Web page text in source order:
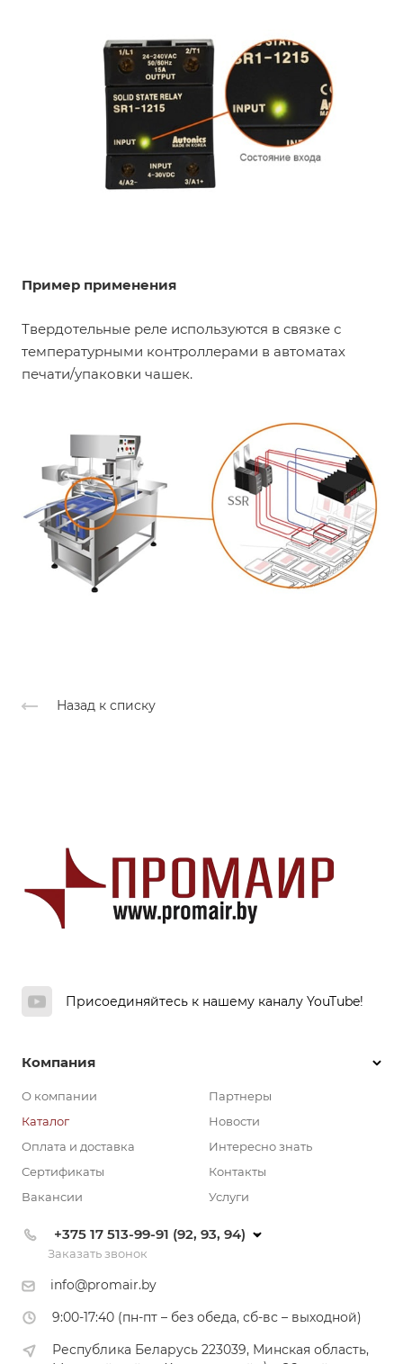
Пример применения
Твердотельные реле используются в связке с
температурными контроллерами в автоматах
печати/упаковки чашек.
Назад к списку
Присоединяйтесь к нашему каналу YouTube!
Компания
О компании
Каталог
Оплата и доставка
Сертификаты
Вакансии
Партнеры
Новости
Интересно знать
Контакты
Услуги
+375 17 513-99-91 (92, 93, 94)
Заказать звонок
info@promair.by
9:00-17:40 (пн-пт – без обеда, сб-вс – выходной)
Республика Беларусь 223039, Минская область,